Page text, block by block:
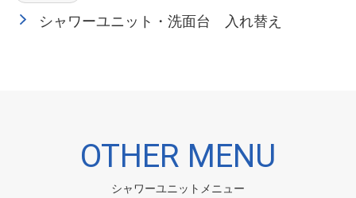
シャワーユニット・洗面台 入れ替え
OTHER MENU
シャワーユニットメニュー